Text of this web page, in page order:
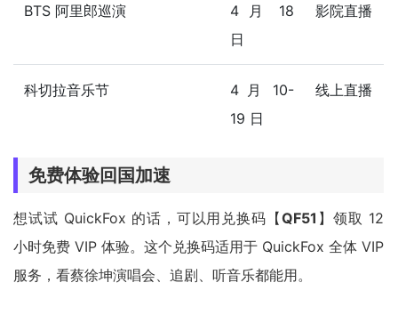
BTS 阿里郎巡演
4 月 18
日
影院直播
科切拉音乐节
4 月 10-
19 日
线上直播
免费体验回国加速
想试试 QuickFox 的话，可以用兑换码【QF51 】领取 12
小时免费 VIP 体验。这个兑换码适用于 QuickFox 全体 VIP
服务，看蔡徐坤演唱会、追剧、听音乐都能用。